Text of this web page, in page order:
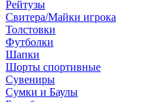
Рейтузы
Свитера/Майки игрока
Толстовки
Футболки
Шапки
Шорты спортивные
Сувениры
Сумки и Баулы